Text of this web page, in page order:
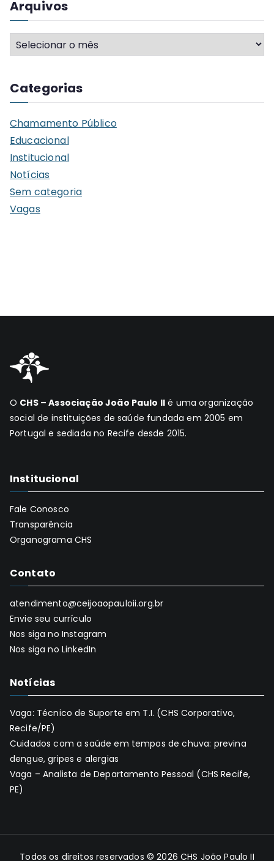
Arquivos
A
r
u
v
o
s
Categorias
Chamamento Público
Educacional
Institucional
Notícias
Sem categoria
Vagas
O CHS – Associação João Paulo II é uma organização
social de instituições de saúde fundada em 2005 em
Portugal e sediada no Recife desde 2015.
Institucional
Fale Conosco
Transparência
Organograma CHS
Contato
atendimento@ceijoaopauloii.org.br
Envie seu currículo
Nos siga no Instagram
Nos siga no LinkedIn
Notícias
Vaga: Técnico de Suporte em T.I. (CHS Corporativo,
Recife/PE)
Cuidados com a saúde em tempos de chuva: previna
dengue, gripes e alergias
Vaga – Analista de Departamento Pessoal (CHS Recife,
PE)
Todos os direitos reservados © 2026CHS João Paulo II